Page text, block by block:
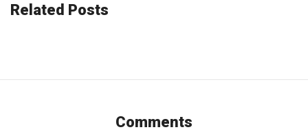
Related Posts
Comments